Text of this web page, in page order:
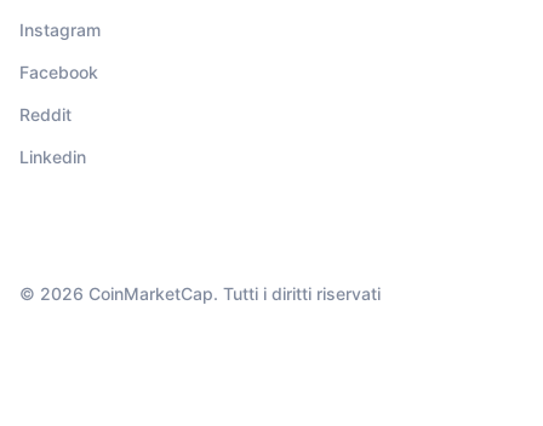
Instagram
Facebook
Reddit
Linkedin
© 2026 CoinMarketCap. Tutti i diritti riservati